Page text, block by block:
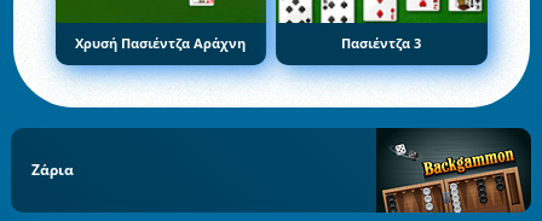
Χρυσή Πασιέντζα Αράχνη Πασιέντζα 3
Ζάρια